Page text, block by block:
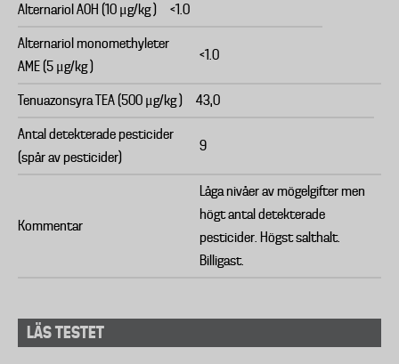
Alternariol AOH (10 μg/kg ) <1.0
Alternariol monomethyleter
AME (5 μg/kg )
<1.0
Tenuazonsyra TEA (500 μg/kg ) 43,0
Antal detekterade pesticider
(spår av pesticider)
9
Kommentar
Låga nivåer av mögelgifter men
högt antal detekterade
pesticider. Högst salthalt.
Billigast.
LÄS TESTET